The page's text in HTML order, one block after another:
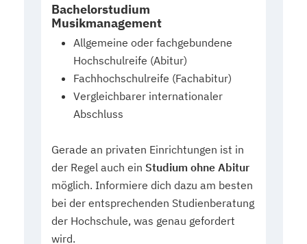
Bachelorstudium
Musikmanagement
Allgemeine oder fachgebundene
Hochschulreife (Abitur)
Fachhochschulreife (Fachabitur)
Vergleichbarer internationaler
Abschluss
Gerade an privaten Einrichtungen ist in
der Regel auch ein Studium ohne Abitur
möglich. Informiere dich dazu am besten
bei der entsprechenden Studienberatung
der Hochschule, was genau gefordert
wird.